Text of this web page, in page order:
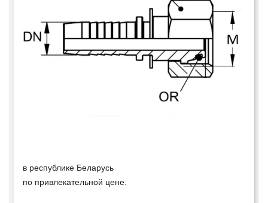
в республике Беларусь
по привлекательной цене.